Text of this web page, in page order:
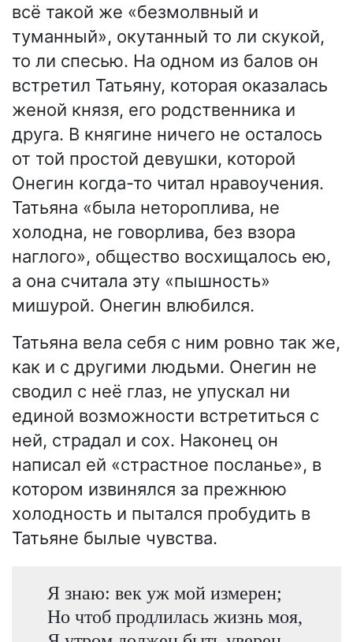
всё такой же «безмолвный и
туманный», окутанный то ли скукой,
то ли спесью. На одном из балов он
встретил Татьяну, которая оказалась
женой князя, его родственника и
друга. В княгине ничего не осталось
от той простой девушки, которой
Онегин когда-то читал нравоучения.
Татьяна «была нетороплива, не
холодна, не говорлива, без взора
наглого», общество восхищалось ею,
а она считала эту «пышность»
мишурой. Онегин влюбился.
Татьяна вела себя с ним ровно так же,
как и с другими людьми. Онегин не
сводил с неё глаз, не упускал ни
единой возможности встретиться с
ней, страдал и сох. Наконец он
написал ей «страстное посланье», в
котором извинялся за прежнюю
холодность и пытался пробудить в
Татьяне былые чувства.
Я знаю: век уж мой измерен;
Но чтоб продлилась жизнь моя,